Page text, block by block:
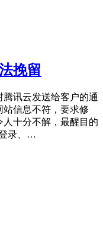
挽留
讯云发送给客户的通
信息不符，要求修
十分不解，最醒目的
录、…